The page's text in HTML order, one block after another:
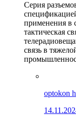
Серия
применения в
тактическая
связь в
optokon